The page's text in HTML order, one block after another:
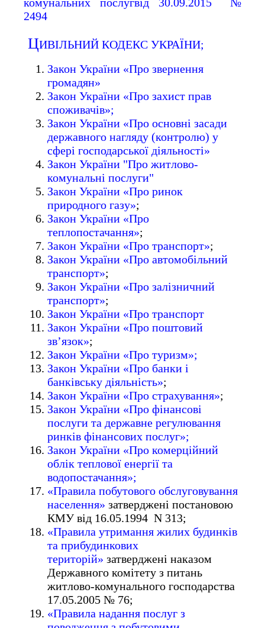
2494
ЦИВІЛЬНИЙ КОДЕКС УКРАЇНИ;
Закон України «Про звернення
громадян»
Закон України «Про захист прав
споживачів»;
Закон України «Про основні засади
державного нагляду (контролю) у
сфері господарської діяльності»
Закон України "Про житлово-
комунальні послуги"
Закон України «Про ринок
природного газу»;
Закон України «Про
теплопостачання»;
Закон України «Про транспорт»;
Закон України «Про автомобільний
транспорт»;
Закон України «Про залізничний
транспорт»;
Закон України «Про транспорт
Закон України «Про поштовий
зв’язок»;
Закон України «Про туризм»;
Закон України «Про банки і
банківську діяльність»;
Закон України «Про страхування»;
Закон України «Про фінансові
послуги та державне регулювання
ринків фінансових послуг»;
Закон України «Про комерційний
облік теплової енергії та
водопостачання»;
«Правила побутового обслуговування
населення» затверджені постановою
КМУ від 16.05.1994 N 313;
«Правила утримання жилих будинків
та прибудинкових
територій» затверджені наказом
Державного комітету з питань
житлово-комунального господарства
17.05.2005 № 76;
«Правила надання послуг з